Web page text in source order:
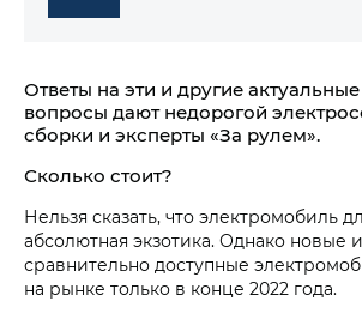
Ответы на эти и другие
вопросы дают недорогой
сборки и эксперты «За рулем».
Сколько стоит?
Нельзя сказать, что электромобиль
абсолютная экзотика. Однако новые
сравнительно доступные
на рынке только в конце 2022 года.